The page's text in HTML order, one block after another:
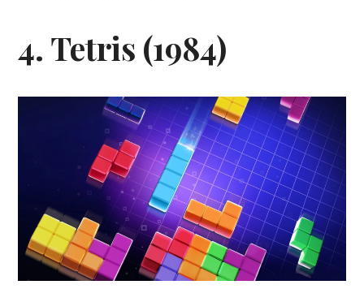
4. Tetris (1984)